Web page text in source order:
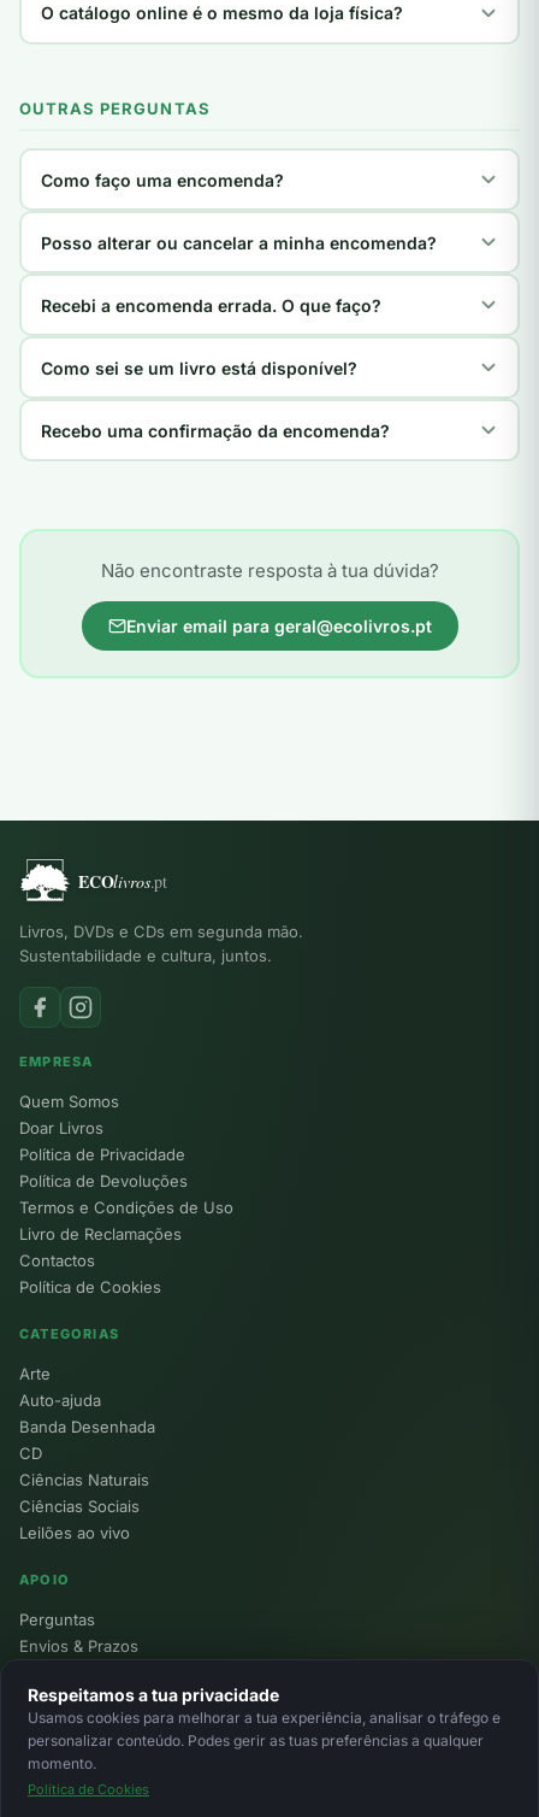
O catálogo online é o mesmo da loja física?
OUTRAS PERGUNTAS
Como faço uma encomenda?
Posso alterar ou cancelar a minha encomenda?
Recebi a encomenda errada. O que faço?
Como sei se um livro está disponível?
Recebo uma confirmação da encomenda?
Não encontraste resposta à tua dúvida?
Enviar email para geral@ecolivros.pt
Livros, DVDs e CDs em segunda mão.
Sustentabilidade e cultura, juntos.
EMPRESA
Quem Somos
Doar Livros
Política de Privacidade
Política de Devoluções
Termos e Condições de Uso
Livro de Reclamações
Contactos
Política de Cookies
CATEGORIAS
Arte
Auto-ajuda
Banda Desenhada
CD
Ciências Naturais
Ciências Sociais
Leilões ao vivo
APOIO
Perguntas
Envios & Prazos
Devoluções
Minha Conta
© 2026 Ecolivros. Todos os direitos reservados.
Respeitamos a tua privacidade
Usamos cookies para melhorar a tua experiência, analisar o tráfego e
personalizar conteúdo. Podes gerir as tuas preferências a qualquer
momento.
Política de Cookies